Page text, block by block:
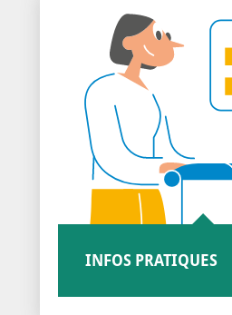
INFOS PRATIQUES